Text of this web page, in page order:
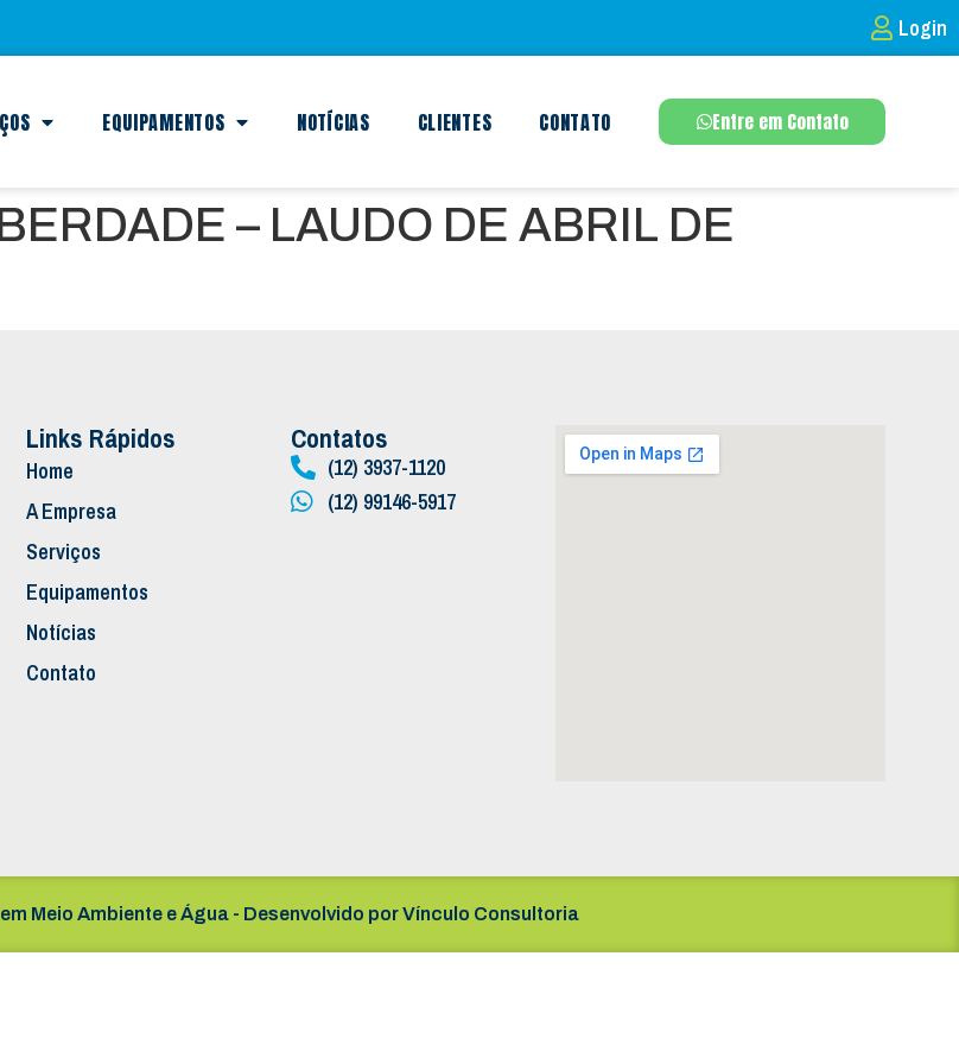
Login
EQUIPAMENTOS NOTÍCIAS CLIENTES CONTATO Entre em Contato
– LAUDO DE ABRIL DE
Links Rápidos
Home
A Empresa
Serviços
Equipamentos
Notícias
Contato
Contatos
(12) 3937-1120
(12) 99146-5917
Meio Ambiente e Água - Desenvolvido porVínculo Consultoria